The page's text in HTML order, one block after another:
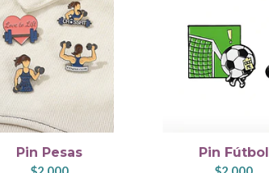
Pin Pesas Pin Fútbol